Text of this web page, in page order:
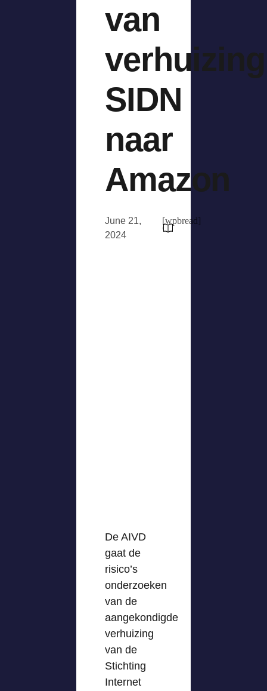
van
verhuizing
SIDN
naar
Amazon
June 21,
2024
[wpbread]
De AIVD
gaat de
risico’s
onderzoeken
van de
aangekondigde
verhuizing
van de
Stichting
Internet